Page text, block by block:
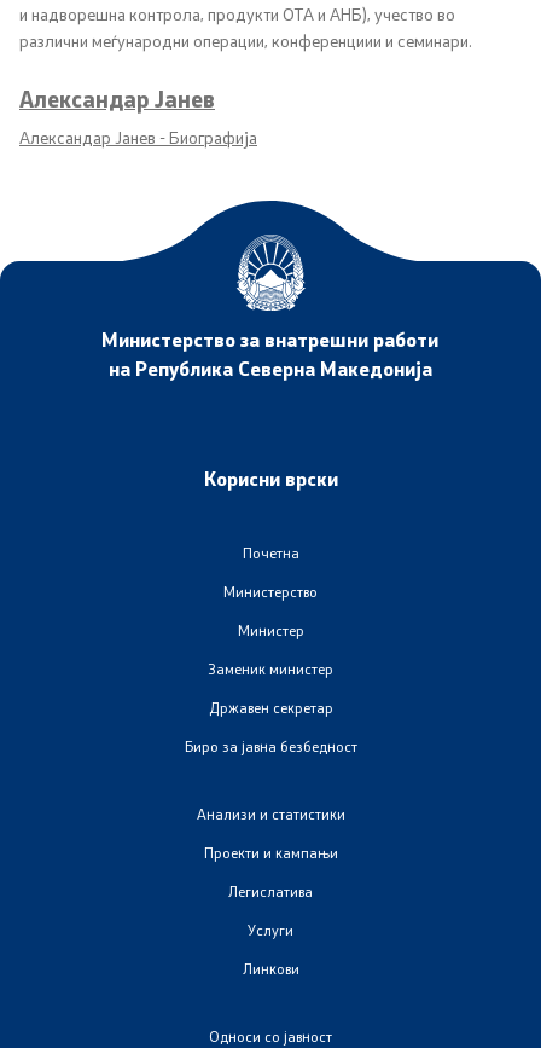
и надворешна контрола, продукти ОТА и АНБ), учество во
различни меѓународни операции, конференциии и семинари.
Aлександар Јанев
Александар Јанев - Биографија
Министерство за внатрешни работи
на Република Северна Македонија
Корисни врски
Почетна
Министерство
Министер
Заменик министер
Државен секретар
Биро за јавна безбедност
Анализи и статистики
Проекти и кампањи
Легислатива
Услуги
Линкови
Односи со јавност